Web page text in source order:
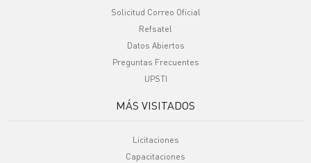
Solicitud Correo Oficial
Refsatel
Datos Abiertos
Preguntas Frecuentes
UPSTI
MÁS VISITADOS
Licitaciones
Capacitaciones